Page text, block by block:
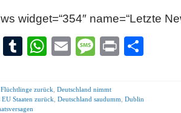
widget=“354″ name=“Letzte
VK Tumblr
WhatsApp
EmailMessage
Print
zurück Deutschland nimmt
Staaten zurück Deutschland saudumm Dublin